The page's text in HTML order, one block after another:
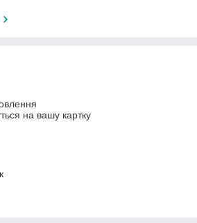
на вашу картку